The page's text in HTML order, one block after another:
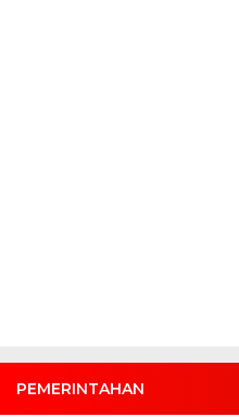
PEMERINTAHAN